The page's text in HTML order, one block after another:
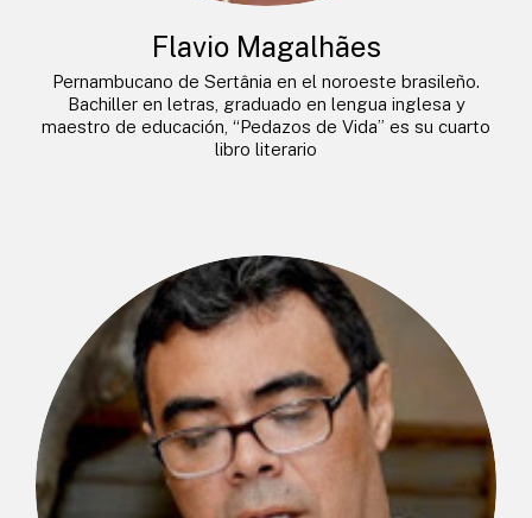
Flavio Magalhães
Pernambucano de Sertânia en el noroeste brasileño.
Bachiller en letras, graduado en lengua inglesa y
maestro de educación, “Pedazos de Vida” es su cuarto
libro literario